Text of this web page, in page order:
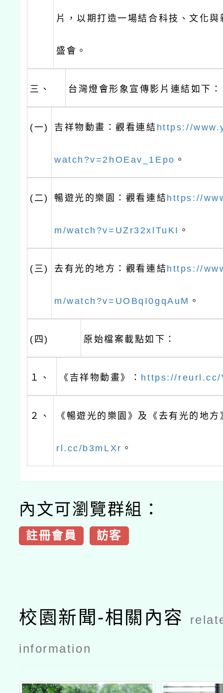
片，以期打造一場結合科技、文化
盛會。
三、 台灣燈會形象宣傳影片連結如下：
(一) 吉祥物動畫：觀看連結 https://
watch?v=2hOEav_1Epo 。
(二) 暢遊光的樂園：觀看連結 https://
m/watch?v=UZr32xlTuKI 。
(三) 去有光的地方：觀看連結 https://
m/watch?v=UOBqI0gqAuM 。
(四) 原始檔案載點如下：
１、 《吉祥物動畫》： https://reurl.cc/
２、 《暢遊光的樂園》及《去有光的地方
rl.cc/b3mLXr 。
內文可瀏覽群組：
註冊會員 訪客
校園新聞-相關內容
information